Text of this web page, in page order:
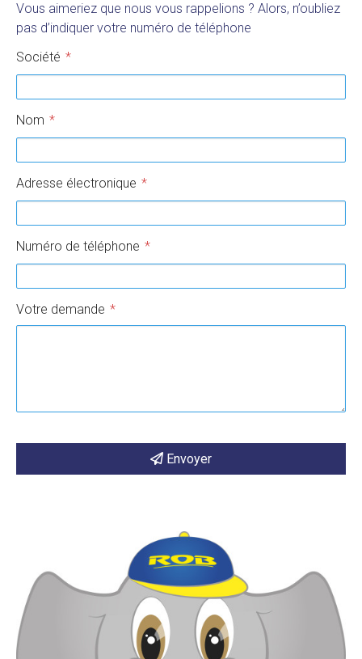
Vous aimeriez que nous vous rappelions ? Alors, n’oubliez
pas d’indiquer votre numéro de téléphone
Société
Nom
Adresse électronique
Numéro de téléphone
Votre demande
Envoyer